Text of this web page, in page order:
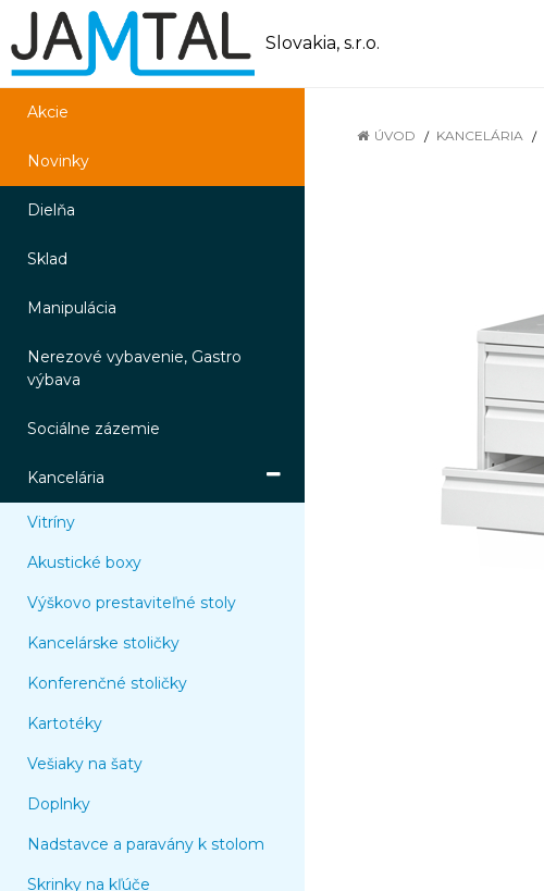
Slovakia, s.r.o.
Akcie
Novinky
Dielňa
Sklad
Manipulácia
Nerezové vybavenie, Gastro
výbava
Sociálne zázemie
Kancelária
Vitríny
Akustické boxy
Výškovo prestaviteľné stoly
Kancelárske stoličky
Konferenčné stoličky
Kartotéky
Vešiaky na šaty
Doplnky
Nadstavce a paravány k stolom
Skrinky na kľúče
ÚVOD KANCELÁRIA